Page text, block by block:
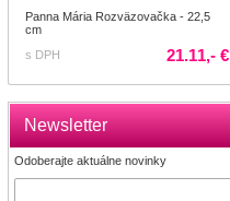
Newsletter
Odoberajte aktuálne novinky
Panna Mária Rozväzovačka - 22,5
cm
s DPH
21.11,- €